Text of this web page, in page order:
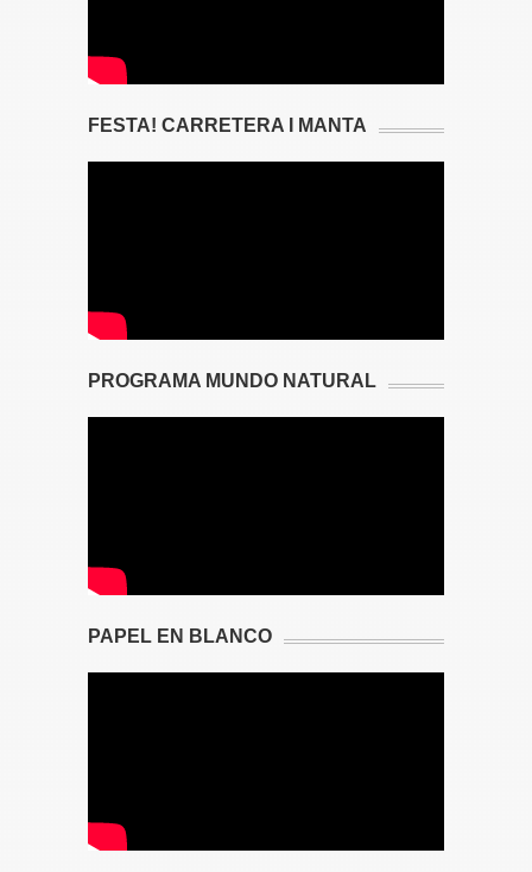
FESTA! CARRETERA I MANTA
PROGRAMA MUNDO NATURAL
PAPEL EN BLANCO